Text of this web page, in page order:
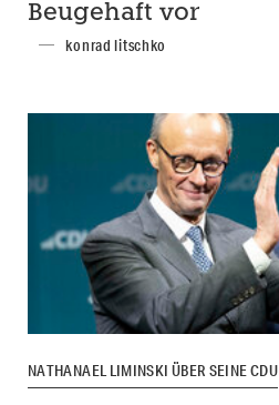
Beugehaft vor
konrad litschko
NATHANAEL LIMINSKI ÜBER SEINE CDU